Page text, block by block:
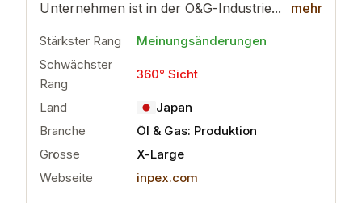
Unternehmen ist in der O&G-Industrie...
mehr
Stärkster Rang
Meinungsänderungen
Schwächster
Rang
360° Sicht
Land
Japan
Branche
Öl & Gas: Produktion
Grösse
X-Large
Webseite
inpex.com